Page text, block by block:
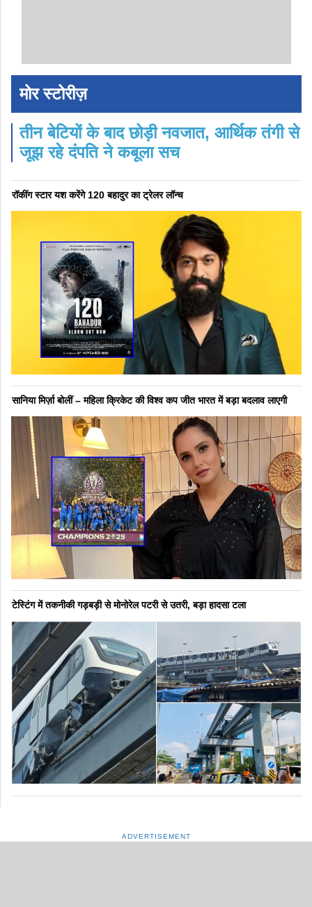
मोर स्टोरीज़
तीन बेटियों के बाद छोड़ी नवजात, आर्थिक तंगी से
जूझ रहे दंपति ने कबूला सच
रॉकींग स्टार यश करेंगे 120 बहादुर का ट्रेलर लॉन्च
सानिया मिर्ज़ा बोलीं – महिला क्रिकेट की विश्व कप जीत भारत में बड़ा बदलाव लाएगी
टेस्टिंग में तकनीकी गड़बड़ी से मोनोरेल पटरी से उतरी, बड़ा हादसा टला
ADVERTISEMENT